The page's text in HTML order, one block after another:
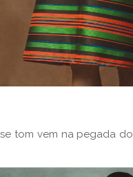
tom vem na pegada do